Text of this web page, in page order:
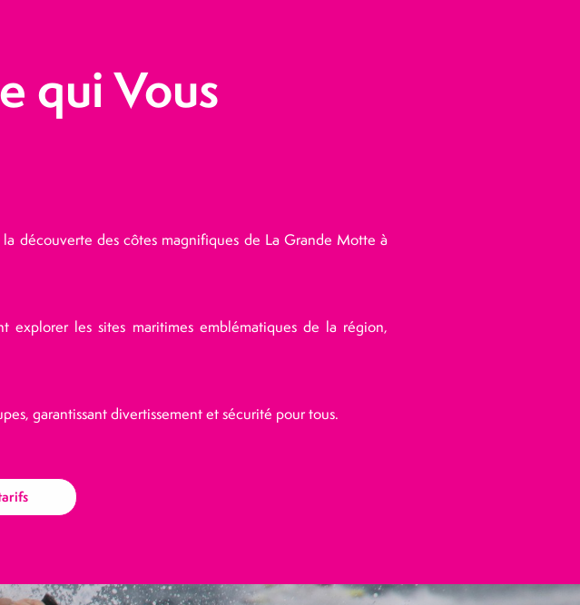
qui Vous
découverte des côtes magnifiques de La Grande Motte à
les sites maritimes emblématiques de la région,
garantissant divertissement et sécurité pour tous.